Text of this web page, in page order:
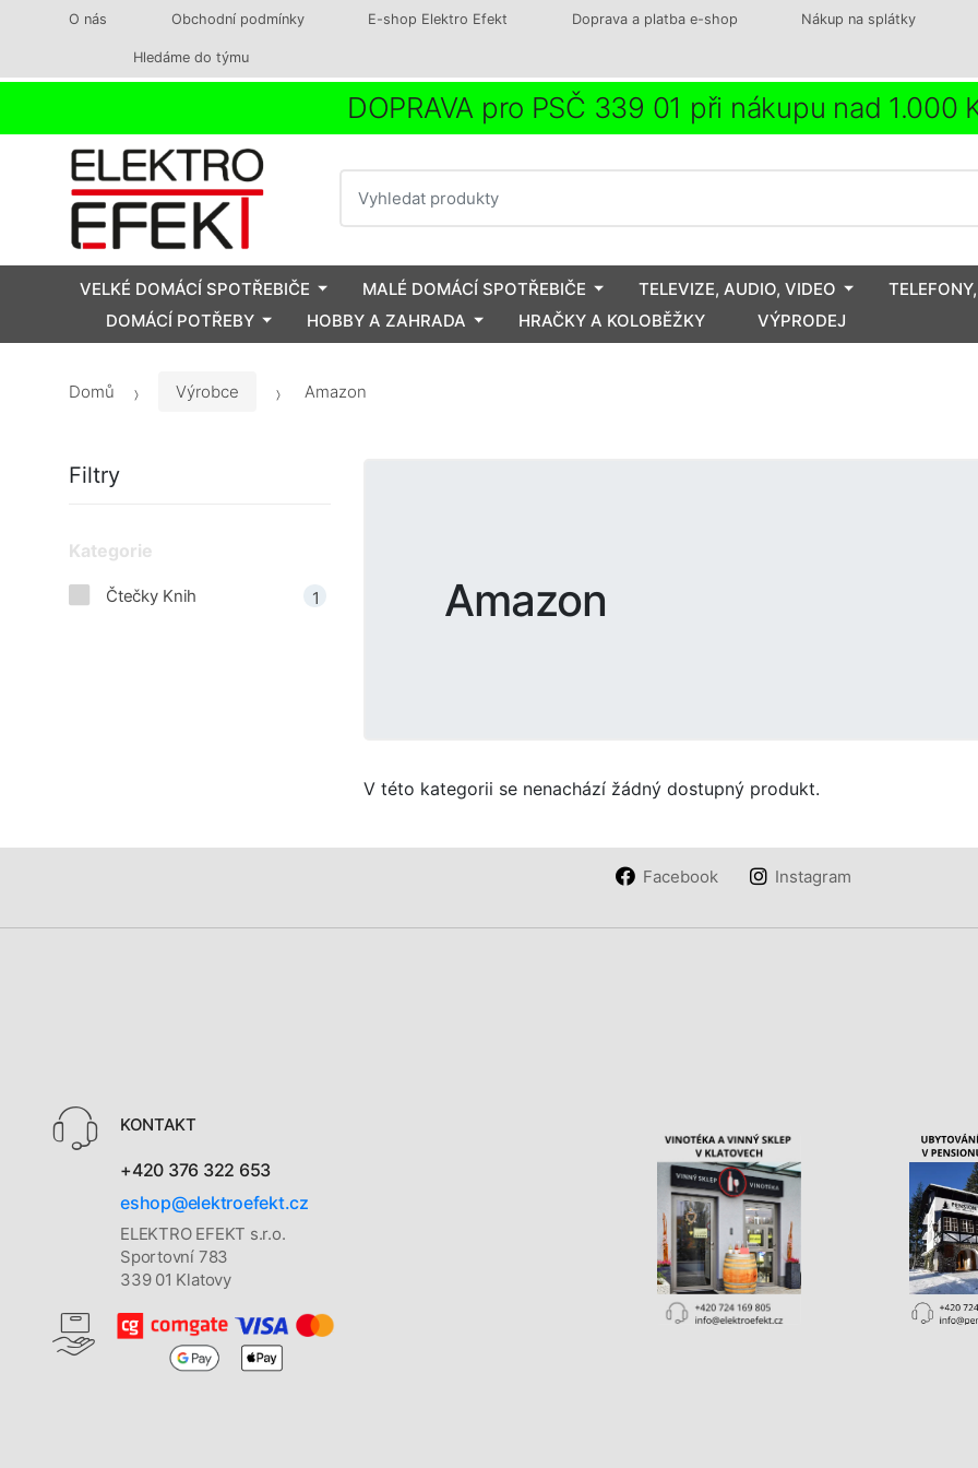
O nás Obchodní podmínky E-shop Elektro Efekt Doprava a platba e-shop Nákup na splátky
Hledáme do týmu
DOPRAVA pro PSČ 339 01 při nákupu nad 1.000
VELKÉ DOMÁCÍ SPOTŘEBIČE MALÉ DOMÁCÍ SPOTŘEBIČE TELEVIZE, AUDIO, VIDEO
DOMÁCÍ POTŘEBY
HOBBY A ZAHRADA HRAČKY A KOLOBĚŽKY VÝPRODEJ
Domů Výrobce Amazon
Amazon
V této kategorii se nenachází žádný dostupný produkt.
Filtry
Kategorie
Čtečky Knih 1
Facebook Instagram
KONTAKT
+420 376 322 653
eshop@elektroefekt.cz
ELEKTRO EFEKT s.r.o.
Sportovní 783
339 01 Klatovy